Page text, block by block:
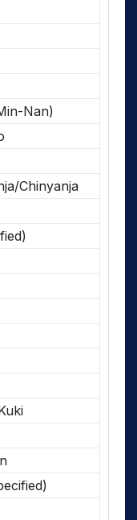
Nan)
Chinyanja